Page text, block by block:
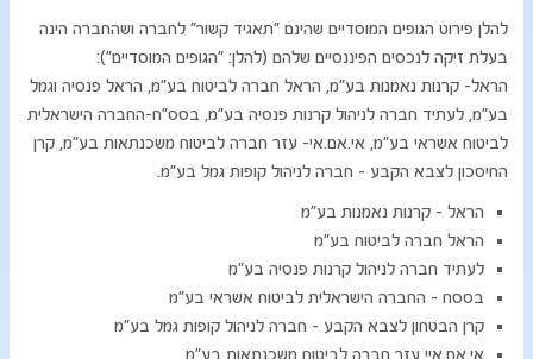
להלן פירוט הגופים המוסדיים שהינם "תאגיד קשור" לחברה ושהחברה הינה
בעלת זיקה לנכסים הפיננסיים שלהם (להלן: "הגופים המוסדיים"):
הראל- קרנות נאמנות בע"מ, הראל חברה לביטוח בע"מ, הראל פנסיה וגמל
בע"מ, לעתיד חברה לניהול קרנות פנסיה בע"מ, בסס"ח-החברה הישראלית
לביטוח אשראי בע"מ, אי.אם.אי- עזר חברה לביטוח משכנתאות בע"מ, קרן
החיסכון לצבא הקבע - חברה לניהול קופות גמל בע"מ.
הראל – קרנות נאמנות בע"מ
הראל חברה לביטוח בע"מ
לעתיד חברה לניהול קרנות פנסיה בע"מ
בססח – החברה הישראלית לביטוח אשראי בע"מ
קרן הבטחון לצבא הקבע - חברה לניהול קופות גמל בע"מ
אי.אם.איי עזר חברה לביטוח משכנתאות בע"מ​​​​​